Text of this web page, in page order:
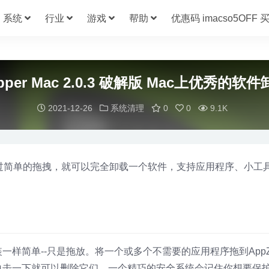
系统 行业 游戏 帮助 优惠码 imacso5OFF
Mac 2.0.3 破解版 Mac上优秀的软件
2021-12-26 系统清理 0 0 9.1K
单的拖拽，就可以完全卸载一个软件，支持应用程序、小工
样简单--只是拖放。将一个或多个不需要的应用程序拖到